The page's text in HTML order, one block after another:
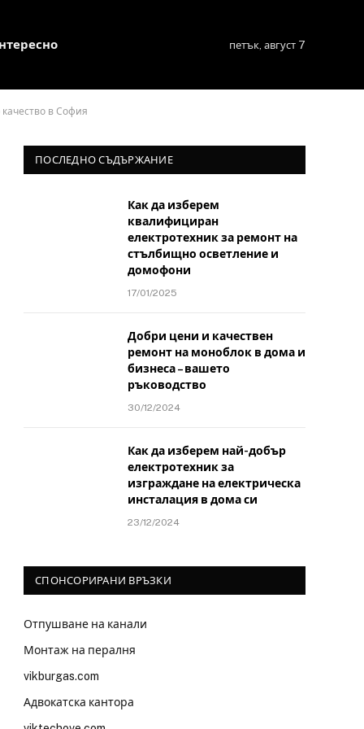
петък, август 7
в София
ПОСЛЕДНО СЪДЪРЖАНИЕ
Как да изберем
квалифициран
електротехник за ремонт на
стълбищно осветление и
домофони
17/01/2025
Добри цени и качествен
ремонт на моноблок в дома и
бизнеса – вашето
ръководство
30/12/2024
Как да изберем най-добър
електротехник за
изграждане на електрическа
инсталация в дома си
23/12/2024
СПОНСОРИРАНИ ВРЪЗКИ
Отпушване на канали
Монтаж на пералня
vikburgas.com
Адвокатска кантора